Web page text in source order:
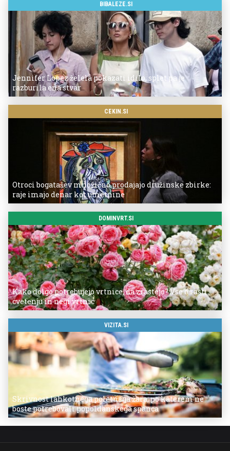
BIBALEZE.SI
Jennifer Lopez želela pokazati idilo, splet pa je
razburila ena stvar
CEKIN.SI
Otroci bogatašev množično prodajajo družinske zbirke:
raje imajo denar kot umetnine
DOMINVRT.SI
Kako dolgo potrebujejo vrtnice, da zrastejo? Vse o rasti,
cvetenju in negi vrtnic
VIZITA.SI
Skrivnost lahkotnega poletnega žara, po katerem ne
boste potrebovali popoldanskega spanca